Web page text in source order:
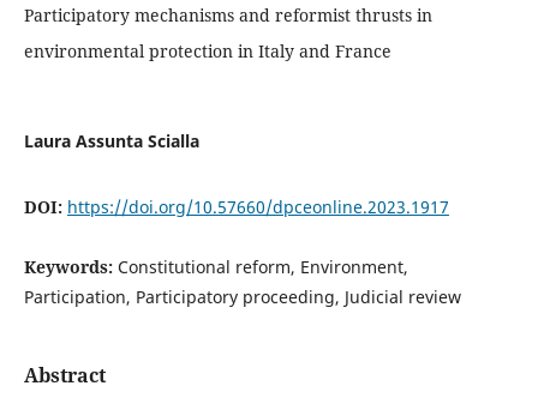
Participatory mechanisms and reformist thrusts in
environmental protection in Italy and France
Laura Assunta Scialla
DOI: https://doi.org/10.57660/dpceonline.2023.1917
Keywords: Constitutional reform, Environment,
Participation, Participatory proceeding, Judicial review
Abstract